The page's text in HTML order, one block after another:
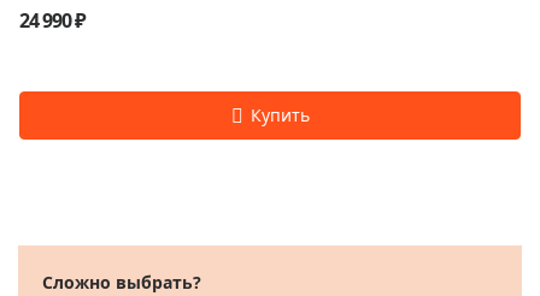
24 990 ₽
Сложно выбрать?